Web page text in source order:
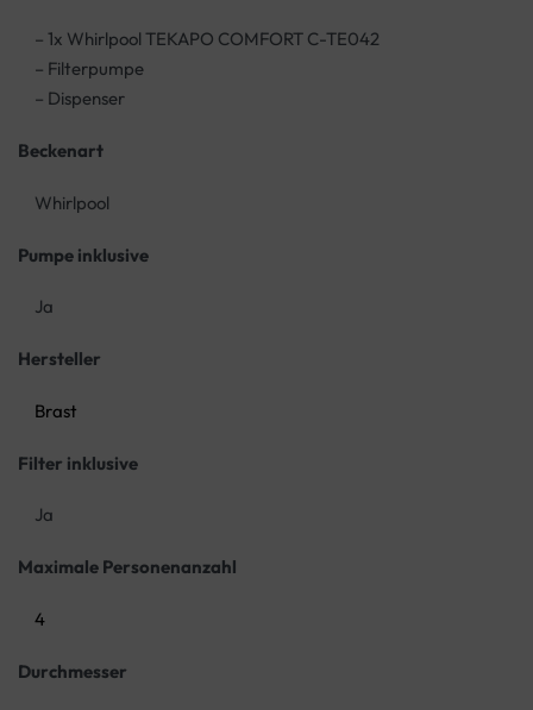
– 1x Whirlpool TEKAPO COMFORT C-TE042
– Filterpumpe
– Dispenser
Beckenart
Whirlpool
Pumpe inklusive
Ja
Hersteller
Brast
Filter inklusive
Ja
Maximale Personenanzahl
4
Durchmesser